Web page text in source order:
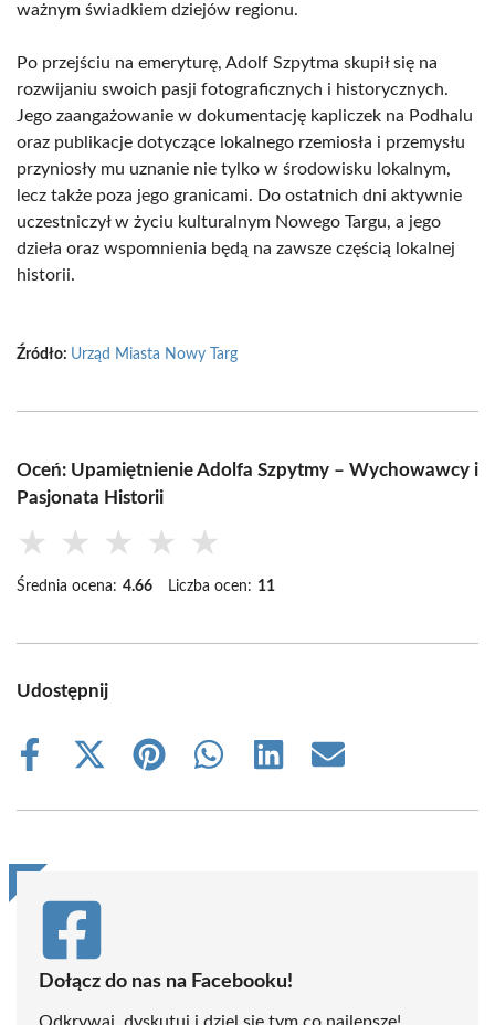
ważnym świadkiem dziejów regionu.
Po przejściu na emeryturę, Adolf Szpytma skupił się na
rozwijaniu swoich pasji fotograficznych i historycznych.
Jego zaangażowanie w dokumentację kapliczek na Podhalu
oraz publikacje dotyczące lokalnego rzemiosła i przemysłu
przyniosły mu uznanie nie tylko w środowisku lokalnym,
lecz także poza jego granicami. Do ostatnich dni aktywnie
uczestniczył w życiu kulturalnym Nowego Targu, a jego
dzieła oraz wspomnienia będą na zawsze częścią lokalnej
historii.
Źródło: Urząd Miasta Nowy Targ
Oceń: Upamiętnienie Adolfa Szpytmy – Wychowawcy i
Pasjonata Historii
★ ★ ★ ★ ★
Średnia ocena: 4.66 Liczba ocen: 11
Udostępnij
Share
Share
(Twitter)
Share
Share
Share
Share
Dołącz do nas na Facebooku!